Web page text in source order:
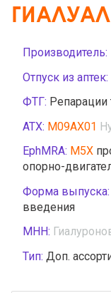
Производитель:
Отпуск из аптек:
ФТГ: Репарации
АТХ: M09AX01
EphMRA: M5X
опорно-
Форма выпуска:
введения
МНН:
Тип: Доп.